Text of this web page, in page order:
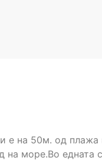
е на 50м. од плажа
на море.Во едната